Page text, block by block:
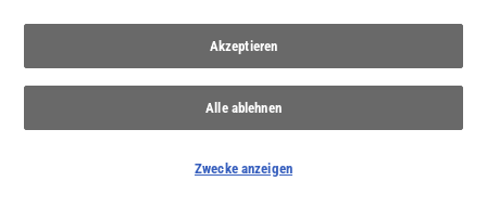
Akzeptieren
Alle ablehnen
Zwecke anzeigen